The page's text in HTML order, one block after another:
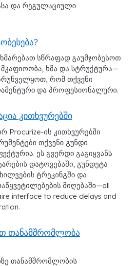
და რეგულაციული
სწრაფად გაუმჯობესოთ
მკაფიოობა, ხმა და სტრუქტურა—
რომ თქვენი
და პროფესიონალური.
კითხვურებში
Procurize-ის კითხვურებში
თქვენი გუნდი
ეს გვერდი გაგიყვანს
დატოვებაში, გუნდეტა
ტრეკინგში და
მიღებაში—all
interface to reduce delays and
თანამშრომლობა
თანამშრომლობის